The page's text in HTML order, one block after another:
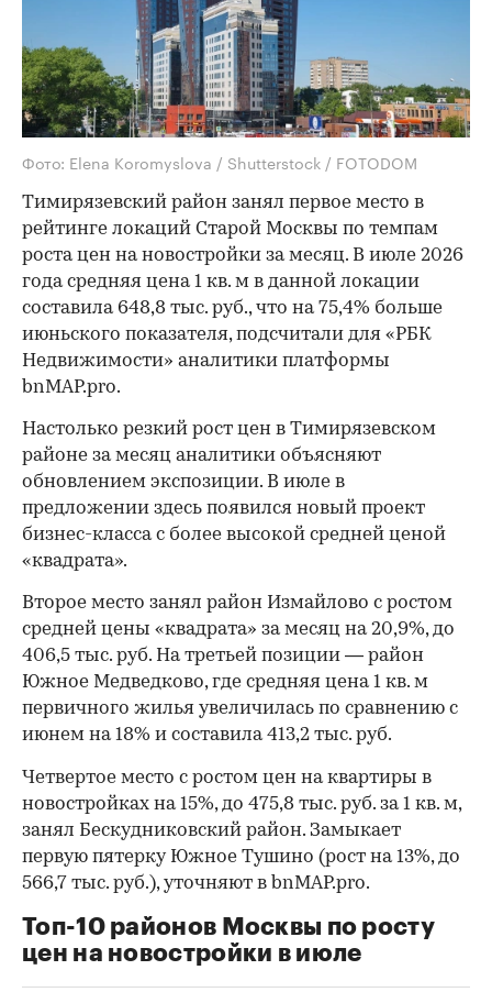
Фото: Elena Koromyslova / Shutterstock / FOTODOM
Тимирязевский район занял первое место в
рейтинге локаций Старой Москвы по темпам
роста цен на новостройки за месяц. В июле 2026
года средняя цена 1 кв. м в данной локации
составила 648,8 тыс. руб., что на 75,4% больше
июньского показателя, подсчитали для «РБК
Недвижимости» аналитики платформы
bnMAP.pro.
Настолько резкий рост цен в Тимирязевском
районе за месяц аналитики объясняют
обновлением экспозиции. В июле в
предложении здесь появился новый проект
бизнес-класса с более высокой средней ценой
«квадрата».
Второе место занял район Измайлово с ростом
средней цены «квадрата» за месяц на 20,9%, до
406,5 тыс. руб. На третьей позиции — район
Южное Медведково, где средняя цена 1 кв. м
первичного жилья увеличилась по сравнению с
июнем на 18% и составила 413,2 тыс. руб.
00:00 / 00:00
Четвертое место с ростом цен на квартиры в
новостройках на 15%, до 475,8 тыс. руб. за 1 кв. м,
занял Бескудниковский район. Замыкает
первую пятерку Южное Тушино (рост на 13%, до
566,7 тыс. руб.), уточняют в bnMAP.pro.
Топ-10 районов Москвы по росту
цен на новостройки в июле